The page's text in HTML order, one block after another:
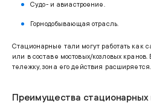
Судо- и авиастроение.
Горнодобывающая отрасль.
Стационарные тали могут работать как
или в составе мостовых/козловых
тележку, зона его действия расширяется.
Преимущества